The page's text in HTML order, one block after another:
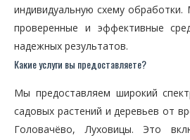
индивидуальную схему
проверенные и эффективные
надежных результатов.
Какие услуги вы предоставляете?
Мы предоставляем широкий
садовых растений и деревьев от
Головачёво, Луховицы. Это